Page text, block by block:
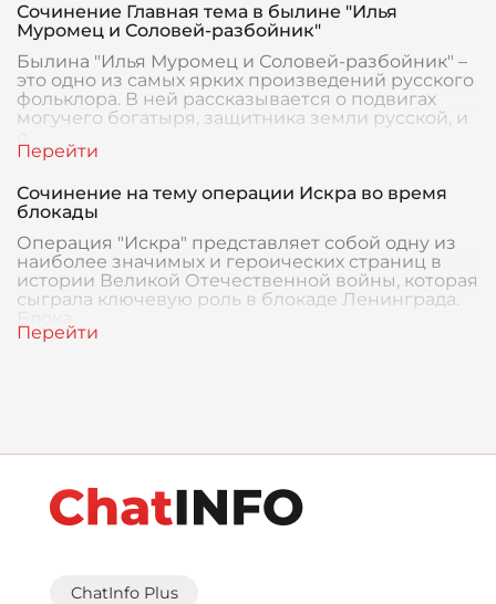
Сочинение Главная тема в былине "Илья
Муромец и Соловей-разбойник"
Былина "Илья Муромец и Соловей-разбойник" –
это одно из самых ярких произведений русского
фольклора. В ней рассказывается о подвигах
могучего богатыря, защитника земли русской, и
Сочинение на тему операции Искра во время
блокады
Операция "Искра" представляет собой одну из
наиболее значимых и героических страниц в
истории Великой Отечественной войны, которая
сыграла ключевую роль в блокаде Ленинграда.
Блока
ChatInfo Plus